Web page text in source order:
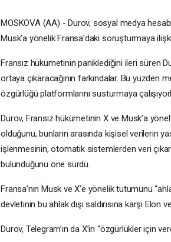
MOSKOVA (AA) - Durov, sosyal medya
Musk’a yönelik Fransa’daki soruşturmaya
Fransız hükümetinin paniklediğini ileri süren
ortaya çıkaracağının farkındalar. Bu
özgürlüğü platformlarını susturmaya
Durov, Fransız hükümetinin X ve Musk’a
olduğunu, bunların arasında kişisel verilerin
işlenmesinin, otomatik sistemlerden veri
bulunduğunu öne sürdü.
Fransa’nın Musk ve X’e yönelik tutumunu
devletinin bu ahlak dışı saldırısına karşı Elon
Durov, Telegram’ın da X’in “özgürlükler için